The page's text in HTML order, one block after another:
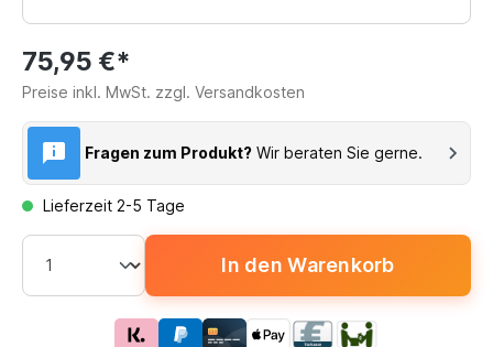
75,95 €*
Preise inkl. MwSt. zzgl. Versandkosten
Fragen zum Produkt? Wir beraten Sie gerne.
Lieferzeit 2-5 Tage
In den Warenkorb